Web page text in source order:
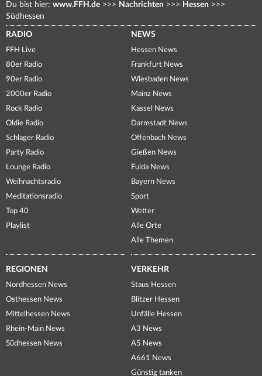
Du bist hier: www.FFH.de >>> Nachrichten >>> Hessen >>>
Südhessen
RADIO
FFH Live
80er Radio
90er Radio
2000er Radio
Rock Radio
Oldie Radio
Schlager Radio
Party Radio
Lounge Radio
Weihnachtsradio
Meditationsradio
Top 40
Playlist
NEWS
Hessen News
Frankfurt News
Wiesbaden News
Mainz News
Kassel News
Darmstadt News
Offenbach News
Gießen News
Fulda News
Bayern News
Sport
Wetter
Alle Orte
Alle Themen
REGIONEN
Nordhessen News
Osthessen News
Mittelhessen News
Rhein-Main News
Südhessen News
VERKEHR
Staus Hessen
Blitzer Hessen
Unfälle Hessen
A3 News
A5 News
A661 News
Günstig tanken